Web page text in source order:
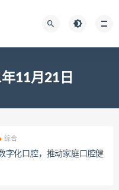
11月21日
综合
字化口腔，推动家庭口腔健